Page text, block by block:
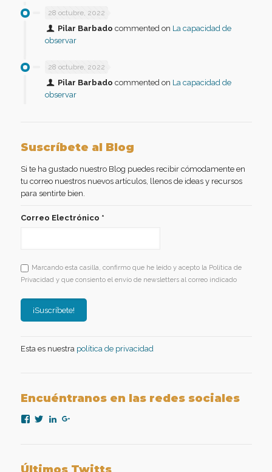
28 octubre, 2022
Pilar Barbado commented on La capacidad de
observar
28 octubre, 2022
Pilar Barbado commented on La capacidad de
observar
Suscríbete al Blog
Si te ha gustado nuestro Blog puedes recibir cómodamente en
tu correo nuestros nuevos artículos, llenos de ideas y recursos
para sentirte bien.
Correo Electrónico *
Marcando esta casilla, confirmo que he leído y acepto la Política de
Privacidad y que consiento el envío de newsletters al correo indicado
Esta es nuestra política de privacidad
Encuéntranos en las redes sociales
Ver
Facebook
Ver
Twitter
Ver
aplicadaGoogle+